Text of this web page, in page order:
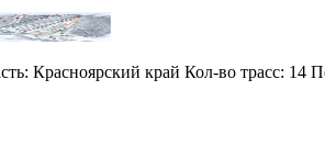
Красноярский край Кол-во трасс: